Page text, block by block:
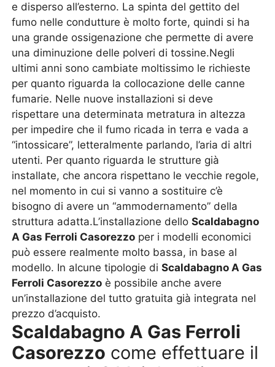
e disperso all’esterno. La spinta del gettito del
fumo nelle condutture è molto forte, quindi si ha
una grande ossigenazione che permette di avere
una diminuzione delle polveri di tossine.Negli
ultimi anni sono cambiate moltissimo le richieste
per quanto riguarda la collocazione delle canne
fumarie. Nelle nuove installazioni si deve
rispettare una determinata metratura in altezza
per impedire che il fumo ricada in terra e vada a
“intossicare”, letteralmente parlando, l’aria di altri
utenti. Per quanto riguarda le strutture già
installate, che ancora rispettano le vecchie regole,
nel momento in cui si vanno a sostituire c’è
bisogno di avere un “ammodernamento” della
struttura adatta.L’installazione delloScaldabagno
A Gas Ferroli Casorezzo per i modelli economici
può essere realmente molto bassa, in base al
modello. In alcune tipologie diScaldabagno A Gas
Ferroli Casorezzo è possibile anche avere
un’installazione del tutto gratuita già integrata nel
prezzo d’acquisto.
Scaldabagno A Gas Ferroli
Casorezzo come effettuare il